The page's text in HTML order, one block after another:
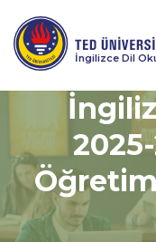
İngilizce Dil
Öğretim